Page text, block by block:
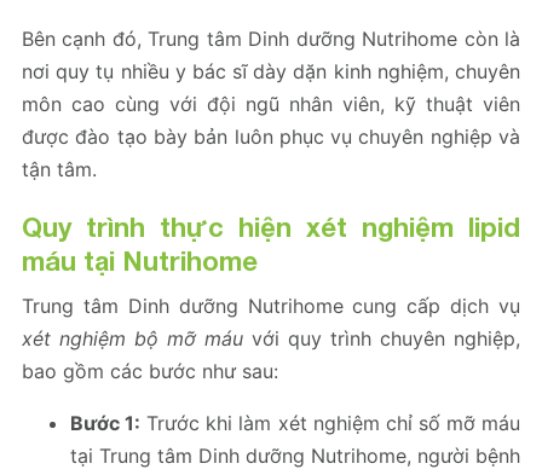
Bên cạnh đó, Trung tâm Dinh dưỡng Nutrihome còn là
nơi quy tụ nhiều y bác sĩ dày dặn kinh nghiệm, chuyên
môn cao cùng với đội ngũ nhân viên, kỹ thuật viên
được đào tạo bày bản luôn phục vụ chuyên nghiệp và
tận tâm.
Quy trình thực hiện xét nghiệm lipid
máu tại Nutrihome
Trung tâm Dinh dưỡng Nutrihome cung cấp dịch vụ
xét nghiệm bộ mỡ máu với quy trình chuyên nghiệp,
bao gồm các bước như sau:
Bước 1: Trước khi làm xét nghiệm chỉ số mỡ máu
tại Trung tâm Dinh dưỡng Nutrihome, người bệnh